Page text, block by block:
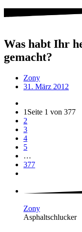
Was habt Ihr
gemacht?
Zony
31. März 2012
1 Seite 1 von 377
2
3
4
5
…
377
Zony
Asphaltschlucker